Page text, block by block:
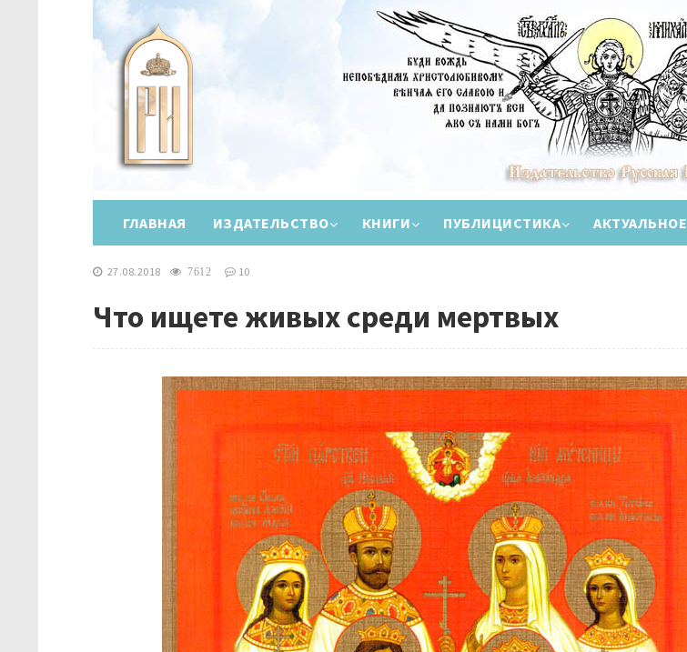
ГЛАВНАЯ ИЗДАТЕЛЬСТВО КНИГИ ПУБЛИЦИСТИКА АКТУАЛЬНОЕ
27.08.2018 7612 10
Что ищете живых среди мертвых